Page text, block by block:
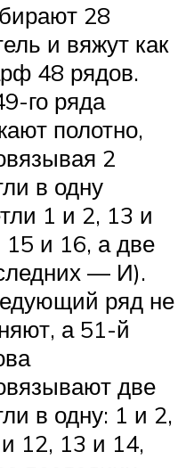
28
и вяжут как
48 рядов.
го ряда
полотно,
2
в одну
1 и 2, 13 и
15 и 16, а две
— И).
ряд не
а 51-й
две
в одну: 1 и 2,
12, 13 и 14,